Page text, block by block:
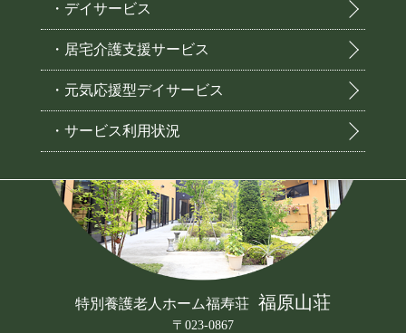
・デイサービス
・居宅介護支援サービス
・元気応援型デイサービス
・サービス利用状況
特別養護老人ホーム福寿荘 福原山荘
〒023-0867